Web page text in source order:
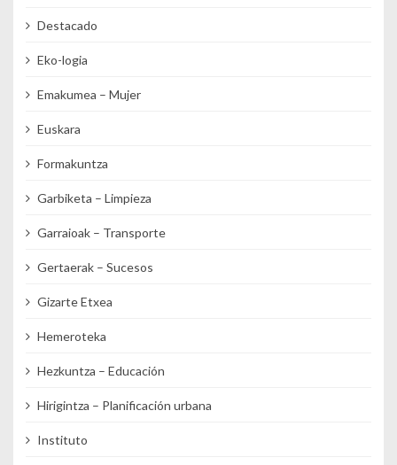
Destacado
Eko-logia
Emakumea – Mujer
Euskara
Formakuntza
Garbiketa – Limpieza
Garraioak – Transporte
Gertaerak – Sucesos
Gizarte Etxea
Hemeroteka
Hezkuntza – Educación
Hirigintza – Planificación urbana
Instituto